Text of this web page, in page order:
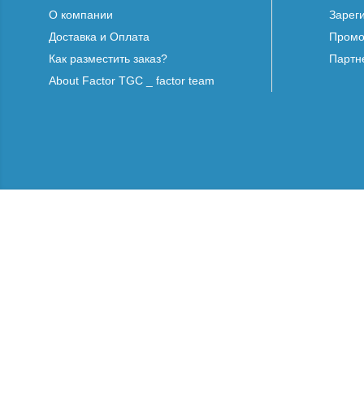
О компании
Доставка и Оплата
Как разместить заказ?
About Factor TGC _ factor team